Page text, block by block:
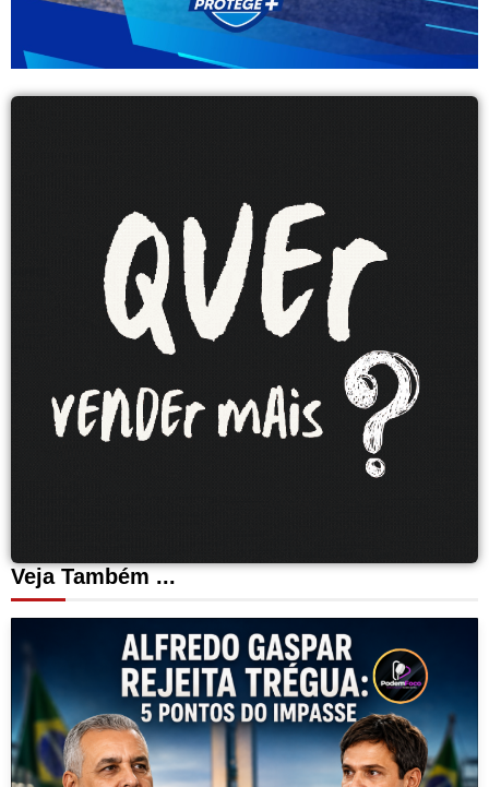
Veja Também ...